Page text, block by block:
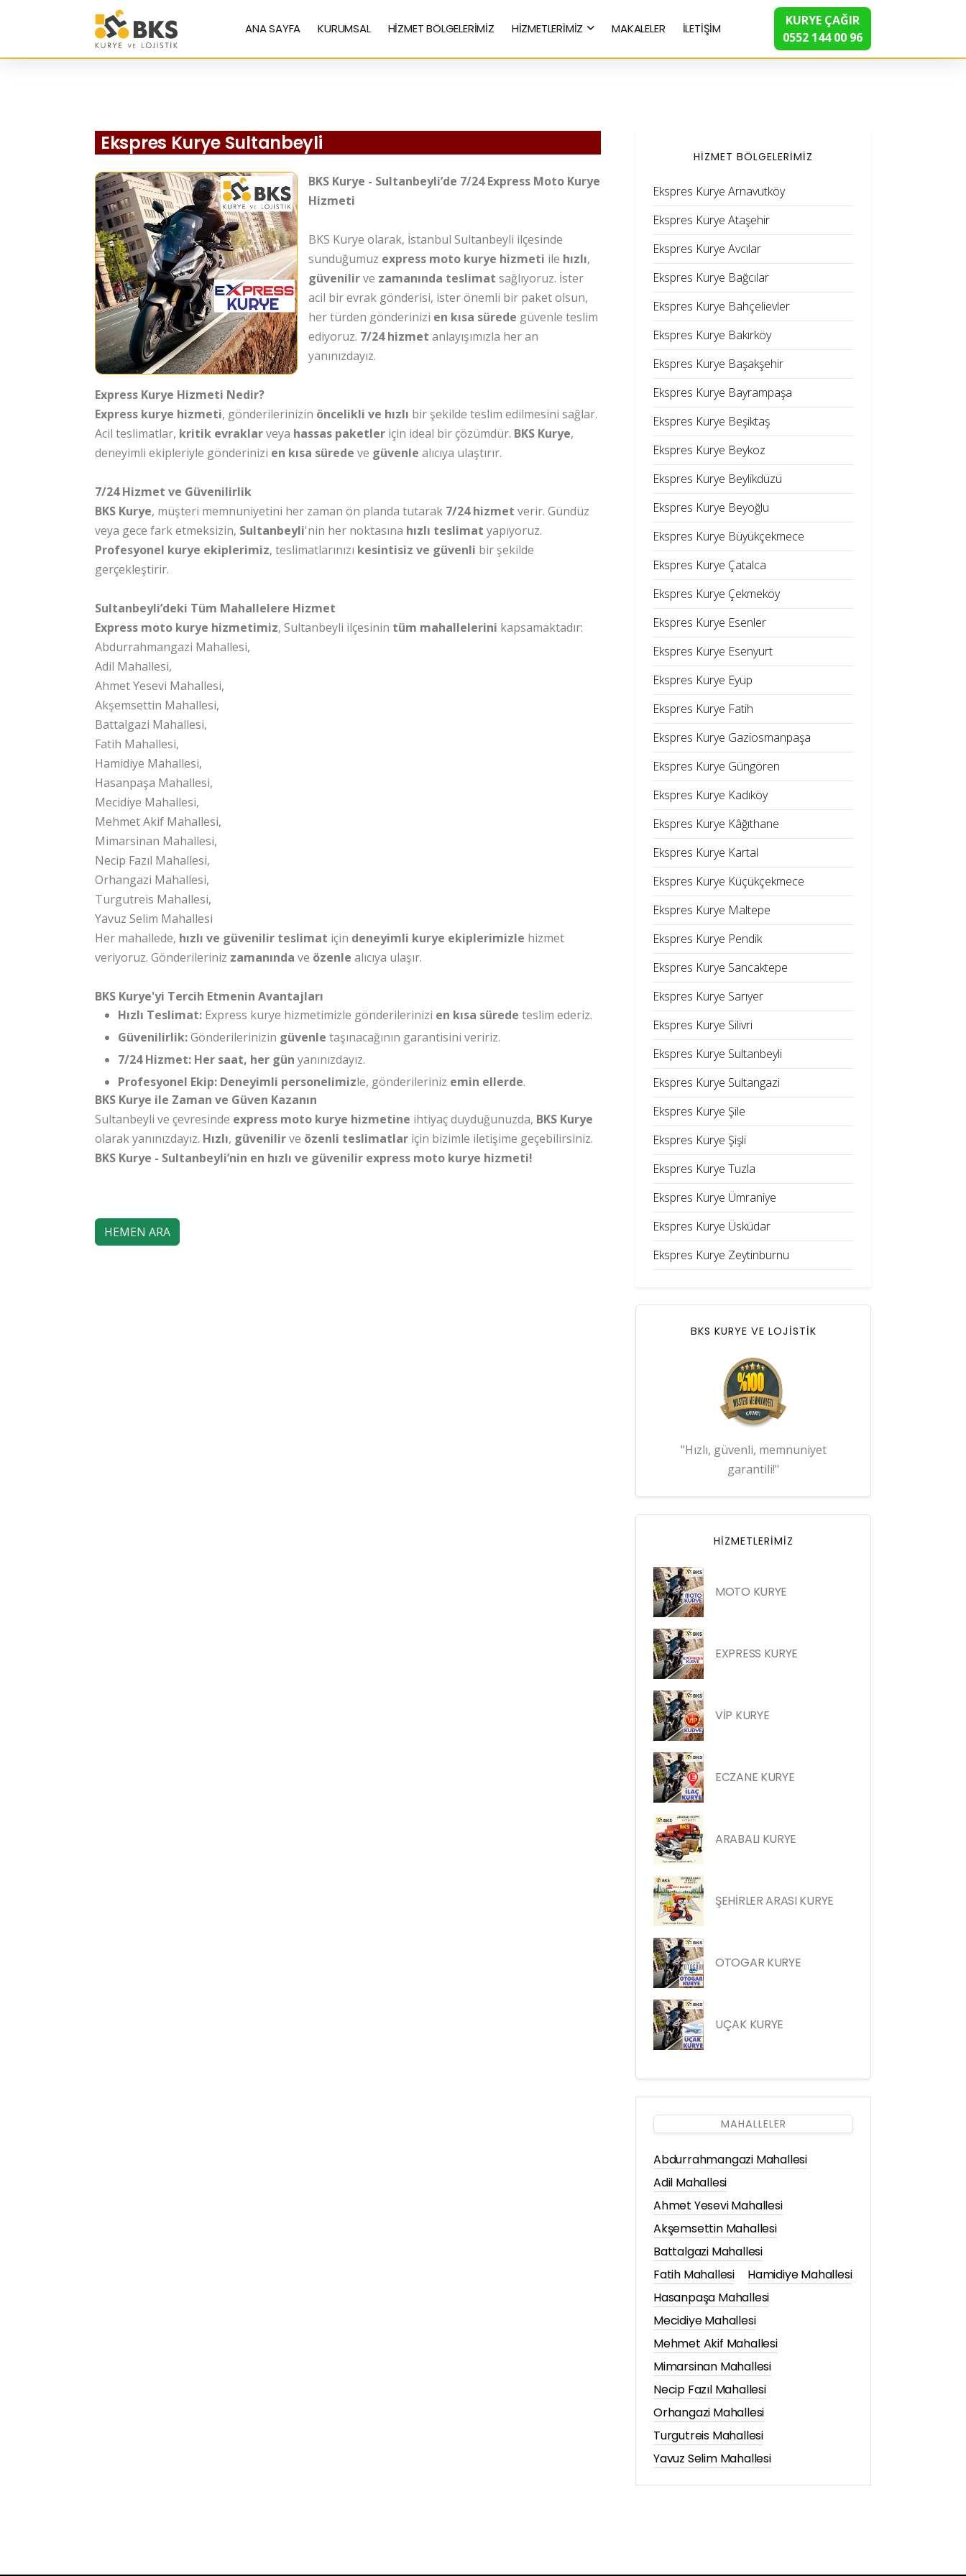
ANA SAYFA KURUMSAL HİZMET BÖLGELERİMİZ HİZMETLERİMİZ MAKALELER İLETİŞİM
KURYE ÇAĞIR
0552 144 00 96
Ekspres Kurye Sultanbeyli
BKS Kurye - Sultanbeyli’de 7/24 Express Moto Kurye
Hizmeti
BKS Kurye olarak, İstanbul Sultanbeyli ilçesinde
sunduğumuz express moto kurye hizmeti ile hızlı,
güvenilirve zamanında teslimat sağlıyoruz. İster
acil bir evrak gönderisi, ister önemli bir paket olsun,
her türden gönderinizi en kısa sürede güvenle teslim
ediyoruz. 7/24 hizmet anlayışımızla her an
yanınızdayız.
Express Kurye Hizmeti Nedir?
Express kurye hizmeti, gönderilerinizin öncelikli ve hızlı bir şekilde teslim edilmesini sağlar.
Acil teslimatlar, kritik evraklarveya hassas paketler için ideal bir çözümdür. BKS Kurye,
deneyimli ekipleriyle gönderinizi en kısa sürede ve güvenle alıcıya ulaştırır.
7/24 Hizmet ve Güvenilirlik
BKS Kurye, müşteri memnuniyetini her zaman ön planda tutarak 7/24 hizmet verir. Gündüz
veya gece fark etmeksizin, Sultanbeyli'nin her noktasına hızlı teslimat yapıyoruz.
Profesyonel kurye ekiplerimiz, teslimatlarınızı kesintisiz ve güvenli bir şekilde
gerçekleştirir.
Sultanbeyli’deki Tüm Mahallelere Hizmet
Express moto kurye hizmetimiz, Sultanbeyli ilçesinin tüm mahallelerini kapsamaktadır:
Abdurrahmangazi Mahallesi,
Adil Mahallesi,
Ahmet Yesevi Mahallesi,
Akşemsettin Mahallesi,
Battalgazi Mahallesi,
Fatih Mahallesi,
Hamidiye Mahallesi,
Hasanpaşa Mahallesi,
Mecidiye Mahallesi,
Mehmet Akif Mahallesi,
Mimarsinan Mahallesi,
Necip Fazıl Mahallesi,
Orhangazi Mahallesi,
Turgutreis Mahallesi,
Yavuz Selim Mahallesi
Her mahallede, hızlı ve güvenilir teslimat için deneyimli kurye ekiplerimizle hizmet
veriyoruz. Gönderileriniz zamanında ve özenle alıcıya ulaşır.
BKS Kurye'yi Tercih Etmenin Avantajları
Hızlı Teslimat: Express kurye hizmetimizle gönderilerinizi en kısa sürede teslim ederiz.
Güvenilirlik:Gönderilerinizin güvenle taşınacağının garantisini veririz.
7/24 Hizmet: Her saat, her gün yanınızdayız.
Profesyonel Ekip: Deneyimli personelimizle, gönderileriniz emin ellerde.
BKS Kurye ile Zaman ve Güven Kazanın
Sultanbeyli ve çevresinde express moto kurye hizmetine ihtiyaç duyduğunuzda, BKS Kurye
olarak yanınızdayız. Hızlı, güvenilirve özenli teslimatlar için bizimle iletişime geçebilirsiniz.
BKS Kurye - Sultanbeyli’nin en hızlı ve güvenilir express moto kurye hizmeti!
HEMEN ARA
HİZMET BÖLGELERİMİZ
Ekspres Kurye Arnavutköy
Ekspres Kurye Ataşehir
Ekspres Kurye Avcılar
Ekspres Kurye Bağcılar
Ekspres Kurye Bahçelievler
Ekspres Kurye Bakırköy
Ekspres Kurye Başakşehir
Ekspres Kurye Bayrampaşa
Ekspres Kurye Beşiktaş
Ekspres Kurye Beykoz
Ekspres Kurye Beylikdüzü
Ekspres Kurye Beyoğlu
Ekspres Kurye Büyükçekmece
Ekspres Kurye Çatalca
Ekspres Kurye Çekmeköy
Ekspres Kurye Esenler
Ekspres Kurye Esenyurt
Ekspres Kurye Eyüp
Ekspres Kurye Fatih
Ekspres Kurye Gaziosmanpaşa
Ekspres Kurye Güngören
Ekspres Kurye Kadıköy
Ekspres Kurye Kâğıthane
Ekspres Kurye Kartal
Ekspres Kurye Küçükçekmece
Ekspres Kurye Maltepe
Ekspres Kurye Pendik
Ekspres Kurye Sancaktepe
Ekspres Kurye Sarıyer
Ekspres Kurye Silivri
Ekspres Kurye Sultanbeyli
Ekspres Kurye Sultangazi
Ekspres Kurye Şile
Ekspres Kurye Şişli
Ekspres Kurye Tuzla
Ekspres Kurye Ümraniye
Ekspres Kurye Üsküdar
Ekspres Kurye Zeytinburnu
BKS KURYE VE LOJİSTİK
"Hızlı, güvenli, memnuniyet
garantili!"
HIZMETLERIMIZ
MOTO KURYE
EXPRESS KURYE
VİP KURYE
ECZANE KURYE
ARABALI KURYE
ŞEHİRLER ARASI KURYE
OTOGAR KURYE
UÇAK KURYE
MAHALLELER
Abdurrahmangazi Mahallesi
Adil Mahallesi
Ahmet Yesevi Mahallesi
Akşemsettin Mahallesi
Battalgazi Mahallesi
Fatih Mahallesi
Hamidiye Mahallesi
Hasanpaşa Mahallesi
Mecidiye Mahallesi
Mehmet Akif Mahallesi
Mimarsinan Mahallesi
Necip Fazıl Mahallesi
Orhangazi Mahallesi
Turgutreis Mahallesi
Yavuz Selim Mahallesi